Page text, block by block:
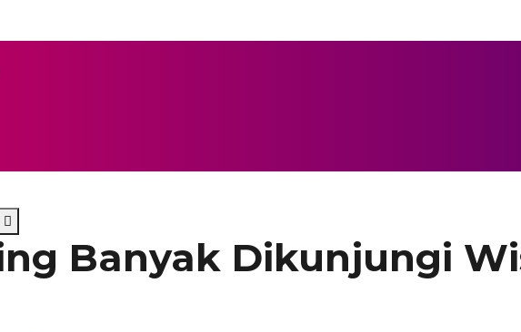
Banyak Dikunjungi